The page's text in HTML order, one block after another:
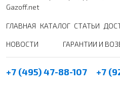
Gazoff.net
ГЛАВНАЯ КАТАЛОГ СТАТЬИ
НОВОСТИ ГАРАНТИИ И
+7 (495) 47-88-107 +7